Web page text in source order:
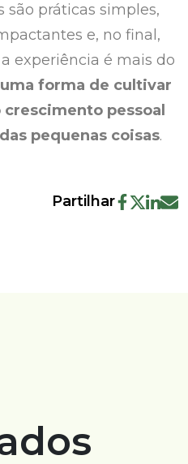
práticas simples,
e, no final,
experiência é mais do
forma de cultivar
pessoal
pequenas coisas.
Partilhar